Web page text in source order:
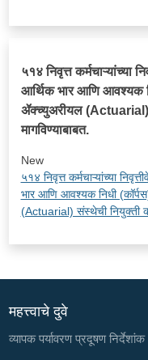
५१४ निवृत्त कर्मचाऱ्यांच्या
आर्थिक भार आणि आवश्यक
ॲक्च्युअरीयल (Actuarial)
मागविण्याबाबत.
New
५१४ निवृत्त कर्मचाऱ्यांच्या
भार आणि आवश्यक निधी
(Actuarial) संस्थेची नियुक्ती
महत्त्वाचे दुवे
व्यापक पर्यावरण प्रदूषण निर्देशांक